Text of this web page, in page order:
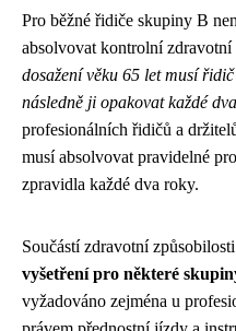
Pro běžné řidiče skupiny B
absolvovat kontrolní
dosažení věku 65 let musí
následně ji opakovat každé
profesionálních řidičů a
musí absolvovat pravidelné
zpravidla každé dva roky.
Součástí zdravotní
vyšetření pro některé
vyžadováno zejména u